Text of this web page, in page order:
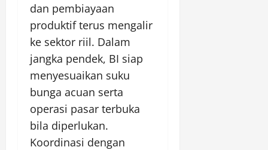
dan pembiayaan
produktif terus mengalir
ke sektor riil. Dalam
jangka pendek, BI siap
menyesuaikan suku
bunga acuan serta
operasi pasar terbuka
bila diperlukan.
Koordinasi dengan